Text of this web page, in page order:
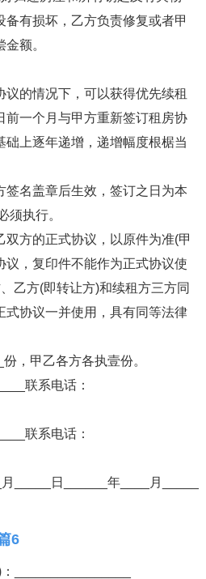
有损坏，乙方负责修复或者甲
额。
议的情况下，可以获得优先续租
前一个月与甲方重新签订租房协
上逐年递增，递增幅度根椐当
签名盖章后生效，签订之日为本
须执行。
双方的正式协议，以原件为准(甲
议，复印件不能作为正式协议使
乙方(即转让方)和续租方三方同
式协议一并使用，具有同等法律
，甲乙各方各执壹份。
联系电话：
联系电话：
_____日______年____月_____
6
________________